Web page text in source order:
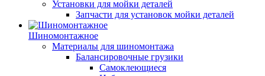
Установки для мойки деталей
Запчасти для установок мойки деталей
Шиномонтажное
Материалы для шиномонтажа
Балансировочные грузики
Самоклеющиеся